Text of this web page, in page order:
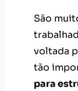
São
voltada
tão
para